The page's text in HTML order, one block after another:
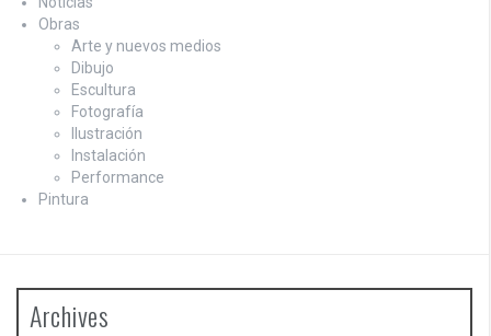
Obras
Arte y nuevos medios
Dibujo
Escultura
Fotografía
Ilustración
Instalación
Performance
Pintura
Archives